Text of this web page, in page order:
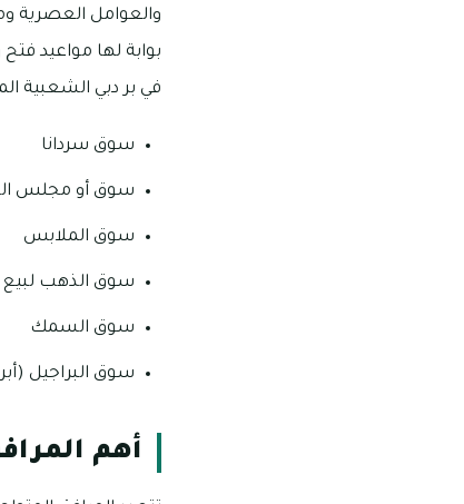
بوابة لها مواعيد
في بر دبي الشعبية
سوق سردانا
سوق أو مجلس
سوق الملابس
سوق الذهب لبيع
سوق السمك
سوق البراجيل
أهم